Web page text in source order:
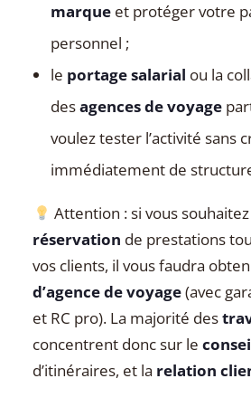
marque et protéger votre
personnel ;
le portage salarial ou la
desagences de voyage
voulez tester l’activité sans
immédiatement de
Attention : si vous
réservation de prestations
vos clients, il vous faudra
d’agence de voyage(avec
et RC pro). La majorité des
concentrent donc sur le
d’itinéraires, et la relation